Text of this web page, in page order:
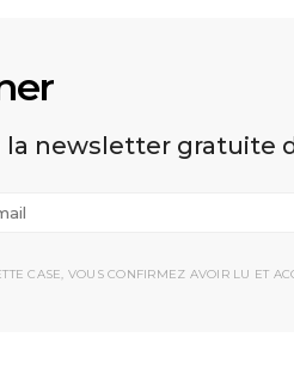
la newsletter gratuite
CASE, VOUS CONFIRMEZ AVOIR LU ET